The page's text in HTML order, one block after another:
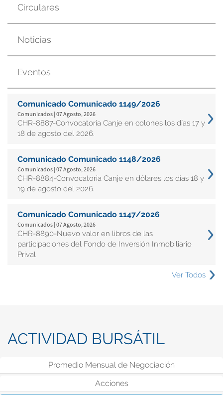
Circulares
Noticias
Eventos
Comunicado Comunicado 1149/2026
Comunicados | 07 Agosto, 2026
CHR-8887-Convocatoria Canje en colones los días 17 y
18 de agosto del 2026.
Comunicado Comunicado 1148/2026
Comunicados | 07 Agosto, 2026
CHR-8884-Convocatoria Canje en dólares los días 18 y
19 de agosto del 2026.
Comunicado Comunicado 1147/2026
Comunicados | 07 Agosto, 2026
CHR-8890-Nuevo valor en libros de las
participaciones del Fondo de Inversión Inmobiliario
Prival
Ver Todos
ACTIVIDAD BURSÁTIL
Promedio Mensual de Negociación
Acciones